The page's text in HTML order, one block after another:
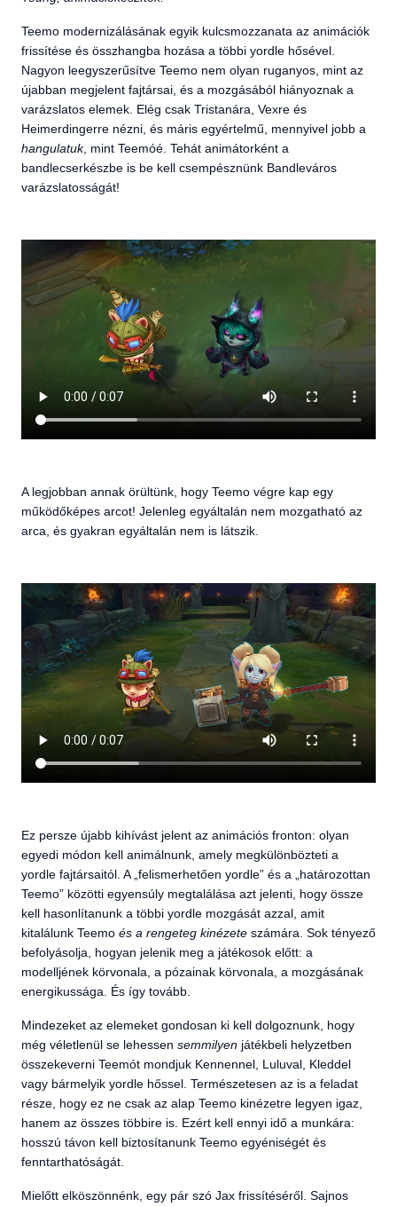
Teemo modernizálásának egyik kulcsmozzanata az animációk
frissítése és összhangba hozása a többi yordle hősével.
Nagyon leegyszerűsítve Teemo nem olyan ruganyos, mint az
újabban megjelent fajtársai, és a mozgásából hiányoznak a
varázslatos elemek. Elég csak Tristanára, Vexre és
Heimerdingerre nézni, és máris egyértelmű, mennyivel jobb a
hangulatuk, mint Teemóé. Tehát animátorként a
bandlecserkészbe is be kell csempésznünk Bandleváros
varázslatosságát!
A legjobban annak örültünk, hogy Teemo végre kap egy
működőképes arcot! Jelenleg egyáltalán nem mozgatható az
arca, és gyakran egyáltalán nem is látszik.
Ez persze újabb kihívást jelent az animációs fronton: olyan
egyedi módon kell animálnunk, amely megkülönbözteti a
yordle fajtársaitól. A „felismerhetően yordle” és a „határozottan
Teemo” közötti egyensúly megtalálása azt jelenti, hogy össze
kell hasonlítanunk a többi yordle mozgását azzal, amit
kitalálunk Teemo és a rengeteg kinézete számára. Sok tényező
befolyásolja, hogyan jelenik meg a játékosok előtt: a
modelljének körvonala, a pózainak körvonala, a mozgásának
energikussága. És így tovább.
Mindezeket az elemeket gondosan ki kell dolgoznunk, hogy
még véletlenül se lehessen semmilyen játékbeli helyzetben
összekeverni Teemót mondjuk Kennennel, Luluval, Kleddel
vagy bármelyik yordle hőssel. Természetesen az is a feladat
része, hogy ez ne csak az alap Teemo kinézetre legyen igaz,
hanem az összes többire is. Ezért kell ennyi idő a munkára:
hosszú távon kell biztosítanunk Teemo egyéniségét és
fenntarthatóságát.
Mielőtt elköszönnénk, egy pár szó Jax frissítéséről. Sajnos